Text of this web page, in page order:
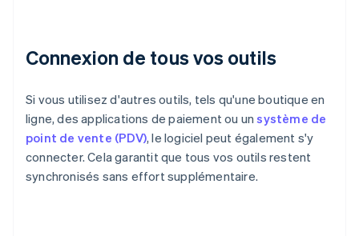
Connexion de tous vos outils
Si vous utilisez d'autres outils, tels qu'une boutique en
ligne, des applications de paiement ou unsystème de
point de vente (PDV), le logiciel peut également s'y
connecter. Cela garantit que tous vos outils restent
synchronisés sans effort supplémentaire.